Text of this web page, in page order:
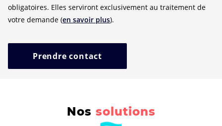
obligatoires. Elles serviront exclusivement au traitement de
votre demande (en savoir plus).
Prendre contact
Nos solutions